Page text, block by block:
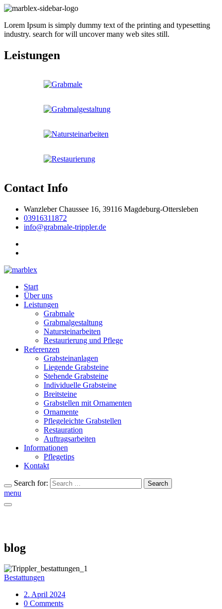
Lorem Ipsum is simply dummy text of the printing and typesetting
industry. search for will uncover many web sites still.
Leistungen
Contact Info
Wanzleber Chaussee 16, 39116 Magdeburg-Ottersleben
03916311872
info@grabmale-trippler.de
Start
Über uns
Leistungen
Grabmale
Grabmalgestaltung
Natursteinarbeiten
Restaurierung und Pflege
Referenzen
Grabsteinanlagen
Liegende Grabsteine
Stehende Grabsteine
Individuelle Grabsteine
Breitsteine
Grabstellen mit Ornamenten
Ornamente
Pflegeleichte Grabstellen
Restauration
Auftragsarbeiten
Informationen
Pflegetips
Kontakt
Search for: Search
menu
blog
Bestattungen
2. April 2024
0 Comments